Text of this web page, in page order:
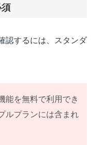
認するには、スタンダ
能を無料で利用でき
ルプランには含まれ